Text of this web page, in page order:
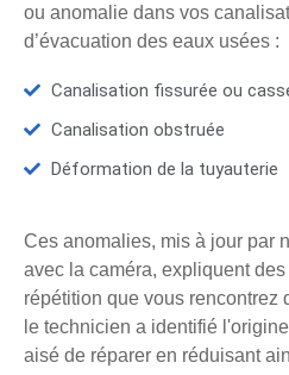
ou anomalie dans vos
d’évacuation des eaux usées :
Canalisation fissurée ou
Canalisation obstruée
Déformation de la tuyauterie
Ces anomalies, mis à jour par
avec la caméra, expliquent
répétition que vous rencontrez
le technicien a identifié
aisé de réparer en réduisant